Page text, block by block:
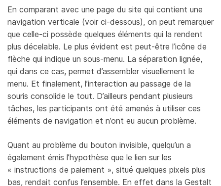
En comparant avec une page du site qui contient une
navigation verticale (voir ci-dessous), on peut remarquer
que celle-ci possède quelques éléments qui la rendent
plus décelable. Le plus évident est peut-être l’icône de
flèche qui indique un sous-menu. La séparation lignée,
qui dans ce cas, permet d’assembler visuellement le
menu. Et finalement, l’interaction au passage de la
souris consolide le tout. D’ailleurs pendant plusieurs
tâches, les participants ont été amenés à utiliser ces
éléments de navigation et n’ont eu aucun problème.
Quant au problème du bouton invisible, quelqu’un a
également émis l’hypothèse que le lien sur les
« instructions de paiement », situé quelques pixels plus
bas, rendait confus l’ensemble. En effet dans la Gestalt